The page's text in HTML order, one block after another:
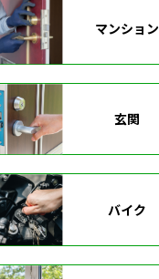
マンション
玄関
バイク